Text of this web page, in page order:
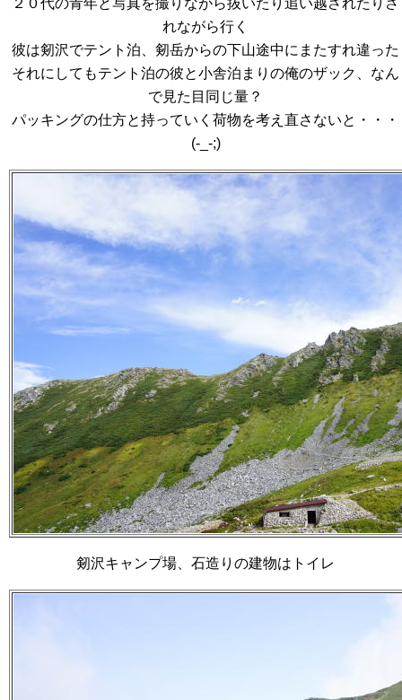
２０代の青年と写真を撮りながら抜いたり追い越されたりさ
れながら行く
彼は剱沢でテント泊、剱岳からの下山途中にまたすれ違った
それにしてもテント泊の彼と小舎泊まりの俺のザック、なん
で見た目同じ量？
パッキングの仕方と持っていく荷物を考え直さないと・・・
(-_-;)
剱沢キャンプ場、石造りの建物はトイレ